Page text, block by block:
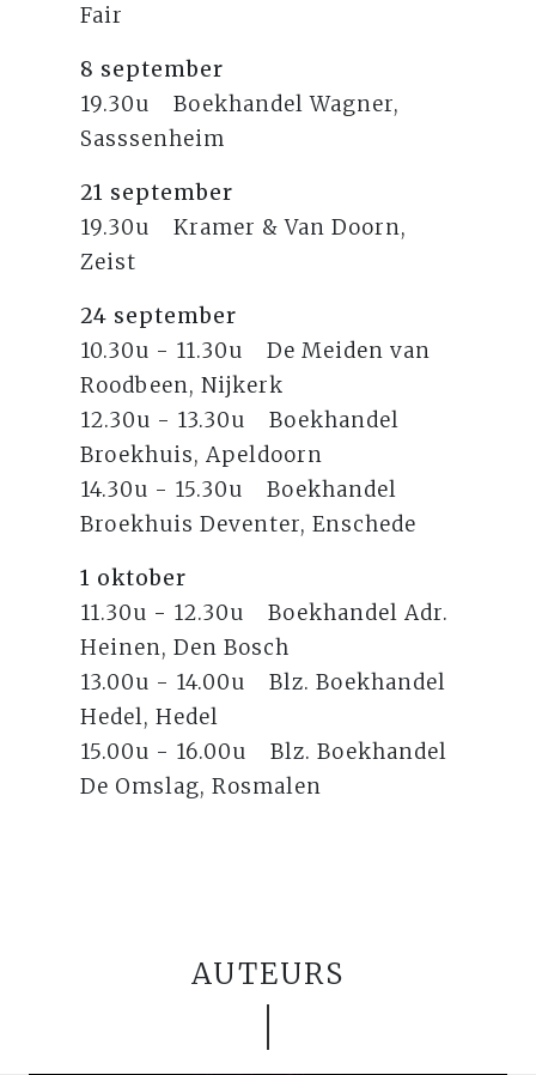
Fair
8 september
19.30u Boekhandel Wagner,
Sasssenheim
21 september
19.30u Kramer & Van Doorn,
Zeist
24 september
10.30u - 11.30u De Meiden van
Roodbeen, Nijkerk
12.30u - 13.30u Boekhandel
Broekhuis, Apeldoorn
14.30u - 15.30u Boekhandel
Broekhuis Deventer, Enschede
1 oktober
11.30u - 12.30u Boekhandel Adr.
Heinen, Den Bosch
13.00u - 14.00u Blz. Boekhandel
Hedel, Hedel
15.00u - 16.00u Blz. Boekhandel
De Omslag, Rosmalen
AUTEURS